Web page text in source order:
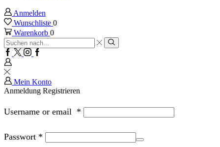
Anmelden
Wunschliste 0
Warenkorb 0
Sucheingabe
Suche
Facebook
TwitterInstagram
Google
Mein Konto
Anmeldung Registrieren
Username or email *
Passwort *